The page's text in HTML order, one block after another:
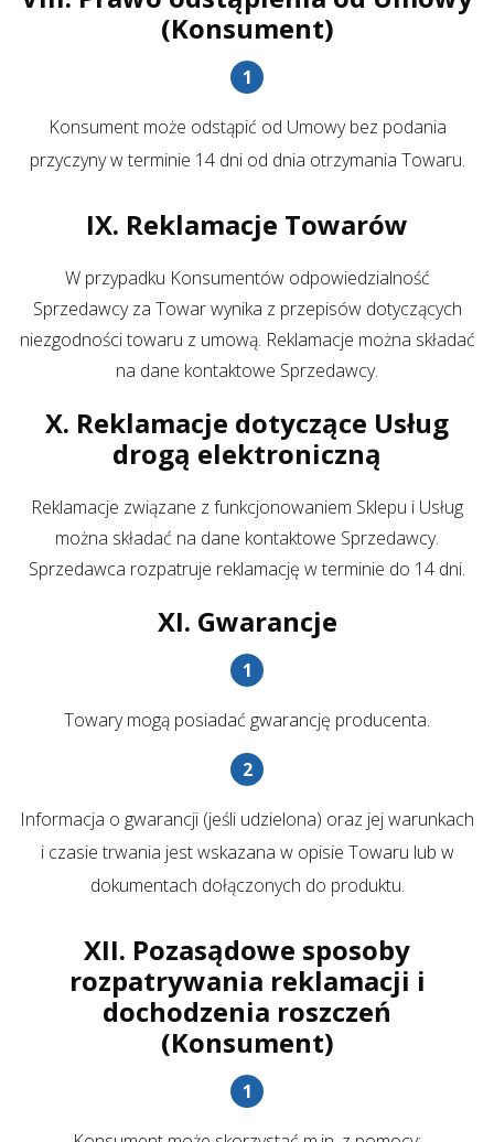
(Konsument)
Konsument może odstąpić od Umowy bez podania
przyczyny w terminie 14 dni od dnia otrzymania Towaru.
IX. Reklamacje Towarów
W przypadku Konsumentów odpowiedzialność
Sprzedawcy za Towar wynika z przepisów dotyczących
niezgodności towaru z umową. Reklamacje można składać
na dane kontaktowe Sprzedawcy.
X. Reklamacje dotyczące Usług
drogą elektroniczną
Reklamacje związane z funkcjonowaniem Sklepu i Usług
można składać na dane kontaktowe Sprzedawcy.
Sprzedawca rozpatruje reklamację w terminie do 14 dni.
XI. Gwarancje
Towary mogą posiadać gwarancję producenta.
Informacja o gwarancji (jeśli udzielona) oraz jej warunkach
i czasie trwania jest wskazana w opisie Towaru lub w
dokumentach dołączonych do produktu.
XII. Pozasądowe sposoby
rozpatrywania reklamacji i
dochodzenia roszczeń
(Konsument)